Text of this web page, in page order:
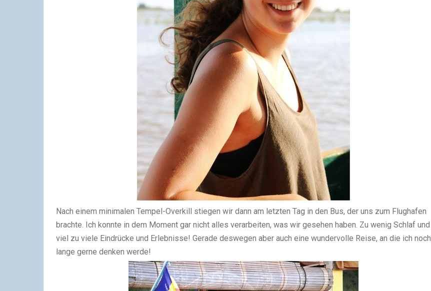
Nach einem minimalen Tempel-Overkill stiegen wir dann am letzten Tag in den Bus, der uns zum Flughafen
brachte. Ich konnte in dem Moment gar nicht alles verarbeiten, was wir gesehen haben. Zu wenig Schlaf und
viel zu viele Eindrücke und Erlebnisse! Gerade deswegen aber auch eine wundervolle Reise, an die ich noch
lange gerne denken werde!